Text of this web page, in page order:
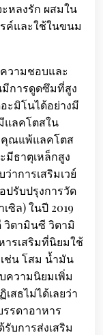
หลงรัก ผสมใน
ค์และใช้ในขนม
วามชอบและ
มีการดูดซึมที่สูง
ะมิโนได้อย่างมี
แลคโตสใน
คุณแพ้แลคโตส
ธาตุเหล็กสูง
าการเสริมเวย์
ปรับปรุงการวัด
ซิล) ในปี 2019
วิตามินซี วิตามิ
ารเสริมที่นิยมใช้
ช่น โสม น้ำมัน
ความนิยมเพิ่ม
สธไม่ได้เลยว่า
รดาอาหาร
บการส่งเสริม